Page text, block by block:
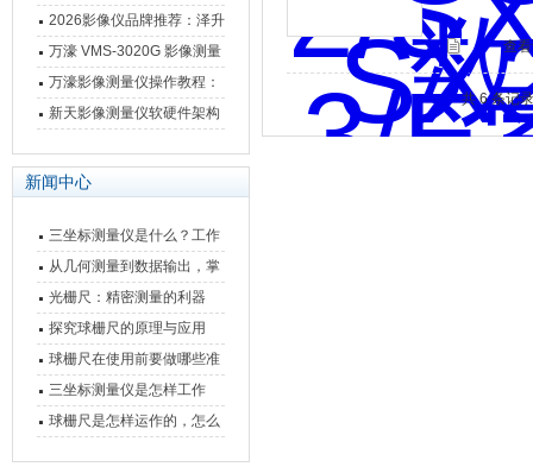
障维修方法
原理、分类及选型应用
2026影像仪品牌推荐：泽升
影像测量仪选型指南
万濠 VMS-3020G 影像测量
仪技术规格与应用解析
万濠影像测量仪操作教程：
从开机到出报告，新手也能
新天影像测量仪软硬件架构
新闻中心
三坐标测量仪是什么？工作
原理、分类与核心功能一次
讲清
从几何测量到数据输出，掌
握万濠影像测量仪的六大核
心能力
光栅尺：精密测量的利器
探究球栅尺的原理与应用
球栅尺在使用前要做哪些准
备工作？
三坐标测量仪是怎样工作
的，功能有什么优势？
球栅尺是怎样运作的，怎么
查
共 6 条记